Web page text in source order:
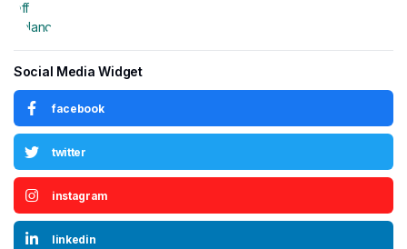
Social Media Widget
facebook
twitter
instagram
linkedin